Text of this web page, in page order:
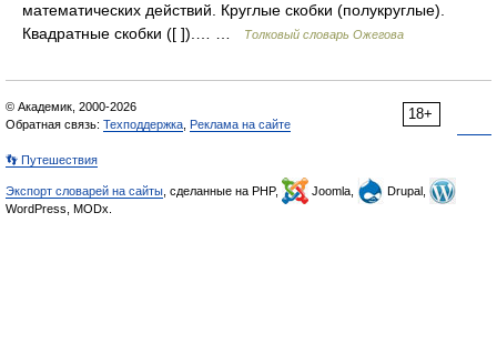
математических действий. Круглые скобки (полукруглые).
Квадратные скобки ([ ]).… …
Толковый словарь Ожегова
18+
© Академик, 2000-2026
Обратная связь: Техподдержка Реклама на сайте
👣 Путешествия
Экспорт словарей на сайты , сделанные на PHP, Joomla,
Drupal,
WordPress, MODx.